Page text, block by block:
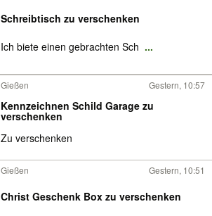
Schreibtisch zu verschenken
Ich biete einen gebrachten Sch ...
Gießen Gestern, 10:57
Kennzeichnen Schild Garage zu
verschenken
Zu verschenken
Gießen Gestern, 10:51
Christ Geschenk Box zu verschenken